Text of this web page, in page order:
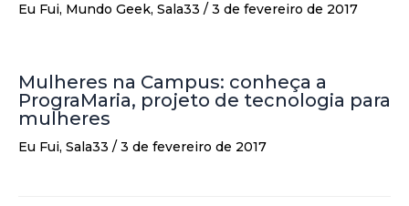
Eu Fui, Mundo Geek, Sala33 / 3 de fevereiro de 2017
Mulheres na Campus: conheça a
PrograMaria, projeto de tecnologia para
mulheres
Eu Fui, Sala33 / 3 de fevereiro de 2017